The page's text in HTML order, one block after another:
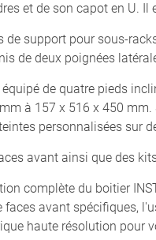
et de son capot en U.
de support pour sous-
de deux poignées
de quatre pieds
à 157 x 516 x 450
personnalisées sur
avant ainsi que des
complète du boitier
avant spécifiques,
haute résolution pour